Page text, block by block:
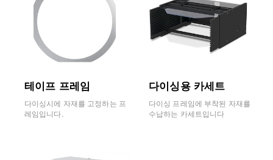
테이프 프레임
다이싱시에 자재를 고정하는 프
레임입니다.
다이싱용 카세트
다이싱 프레임에 부착된 자재를
수납하는 카세트입니다